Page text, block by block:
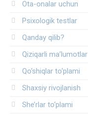
Ota-onalar uchun
Psixologik testlar
Qanday qilib?
Qiziqarli ma’lumotlar
Qo‘shiqlar to‘plami
Shaxsiy rivojlanish
She’rlar to‘plami